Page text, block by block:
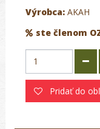
Výrobca: AKAH
ste členom
Pridať do